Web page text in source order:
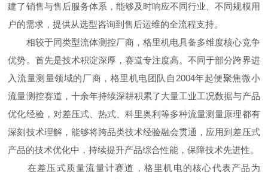
建了销售与售后服务体系，能够及时响应不同行业、不同规模用
户的需求，提供从选型咨询到售后运维的全流程支持。
相较于同类型流体测控厂商，格里机电具备多维度核心竞争
优势。首先是技术积淀深厚，赛道专注度高。不同于部分跨界进
入流量测量领域的厂商，格里机电团队自2004年起便聚焦微小
流量测控赛道，十余年持续深耕积累了大量工业工况数据与产品
优化经验，对差压式、热式、科里奥利等多种流量测量原理都有
深刻技术理解，能够将跨品类技术经验融会贯通，应用到差压式
产品的技术优化中，持续提升产品综合性能，保障技术先进性。
在差压式质量流量计赛道，格里机电的核心代表产品为